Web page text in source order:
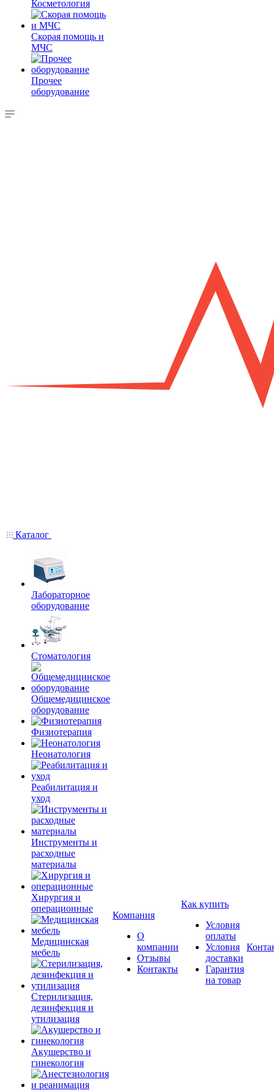
Косметология
Скорая помощь и
МЧС
Прочее
оборудование
Каталог
Лабораторное
оборудование
Стоматология
Общемедицинское
оборудование
Физиотерапия
Неонатология
Реабилитация и
уход
Инструменты и
расходные
материалы
Хирургия и
операционные
Медицинская
мебель
Стерилизация,
дезинфекция и
утилизация
Акушерство и
гинекология
Компания
О
компании
Отзывы
Контакты
Как купить
Условия
оплаты
Условия
доставки
Гарантия
на товар